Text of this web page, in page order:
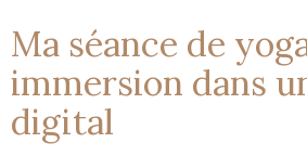
Ma séance de
immersion dans
digital